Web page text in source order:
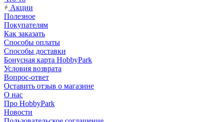
Акции
Полезное
Покупателям
Как заказать
Способы оплаты
Способы доставки
Бонусная карта HobbyPark
Условия возврата
Вопрос-ответ
Оставить отзыв о магазине
О нас
Про HobbyPark
Новости